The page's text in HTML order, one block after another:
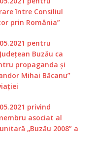
între Consiliul
prin România”
pentru
Buzău ca
propaganda și
Mihai Băcanu”
privind
asociat al
„Buzău 2008” a